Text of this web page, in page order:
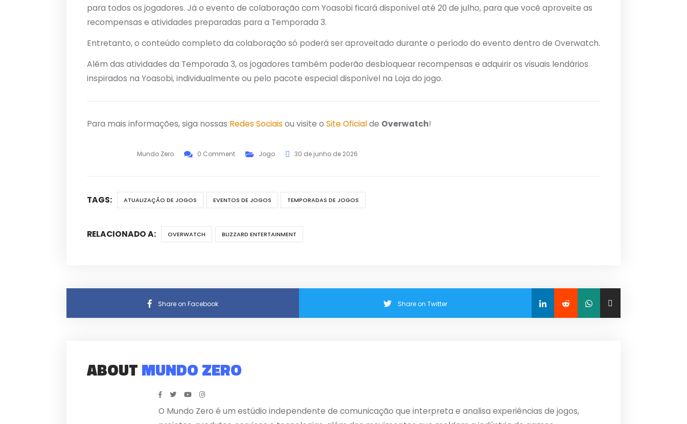
para todos os jogadores. Já o evento de colaboração com Yoasobi ficará disponível até 20 de julho, para que você aproveite as
recompensas e atividades preparadas para a Temporada 3.
Entretanto, o conteúdo completo da colaboração só poderá ser aproveitado durante o período do evento dentro de Overwatch.
Além das atividades da Temporada 3, os jogadores também poderão desbloquear recompensas e adquirir os visuais lendários
inspirados na Yoasobi, individualmente ou pelo pacote especial disponível na Loja do jogo.
Para mais informações, siga nossas Redes Sociais ou visite o Site Oficialde Overwatch!
Mundo Zero 0 Comment Jogo 30 de junho de 2026
TAGS: ATUALIZAÇÃO DE JOGOS EVENTOS DE JOGOS TEMPORADAS DE JOGOS
RELACIONADO A: OVERWATCH BLIZZARD ENTERTAINMENT
Share on Facebook Share on Twitter
ABOUTMUNDO ZERO
O Mundo Zero é um estúdio independente de comunicação que interpreta e analisa experiências de jogos,